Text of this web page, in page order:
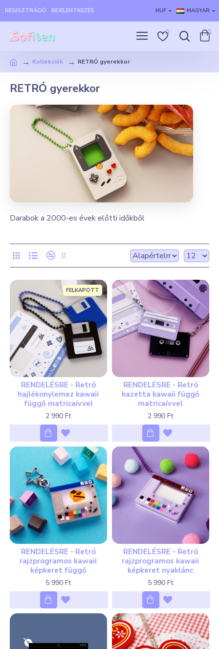
REGISZTRÁCIÓ BEJELENTKEZÉS HUF MAGYAR
0 0
Kollekciók RETRÓ gyerekkor
RETRÓ gyerekkor
Darabok a 2000-es évek előtti időkből
0
FELKAPOTT
RENDELÉSRE - Retró
hajlékonylemez kawaii
függő matricaívvel
2 990 Ft
RENDELÉSRE - Retró
kazetta kawaii függő
matricaívvel
2 990 Ft
RENDELÉSRE - Retró
rajzprogramos kawaii
képkeret függő
5 990 Ft
RENDELÉSRE - Retró
rajzprogramos kawaii
képkeret nyaklánc
5 990 Ft